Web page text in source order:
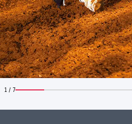
1 / 7